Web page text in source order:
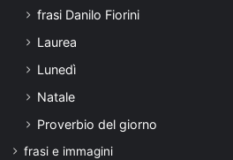
frasi Danilo Fiorini
Laurea
Lunedì
Natale
Proverbio del giorno
frasi e immagini